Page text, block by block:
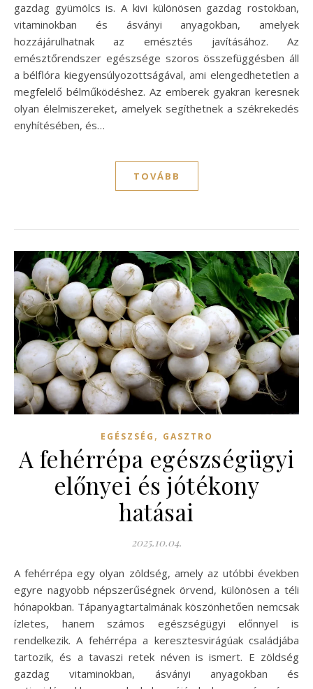
gazdag gyümölcs is. A kivi különösen gazdag rostokban,
vitaminokban és ásványi anyagokban, amelyek
hozzájárulhatnak az emésztés javításához. Az
emésztőrendszer egészsége szoros összefüggésben áll
a bélflóra kiegyensúlyozottságával, ami elengedhetetlen a
megfelelő bélműködéshez. Az emberek gyakran keresnek
olyan élelmiszereket, amelyek segíthetnek a székrekedés
enyhítésében, és…
TOVÁBB
EGÉSZSÉG , GASZTRO
A fehérrépa egészségügyi
előnyei és jótékony
hatásai
2025.10.04.
A fehérrépa egy olyan zöldség, amely az utóbbi években
egyre nagyobb népszerűségnek örvend, különösen a téli
hónapokban. Tápanyagtartalmának köszönhetően nemcsak
ízletes, hanem számos egészségügyi előnnyel is
rendelkezik. A fehérrépa a keresztesvirágúak családjába
tartozik, és a tavaszi retek néven is ismert. E zöldség
gazdag vitaminokban, ásványi anyagokban és